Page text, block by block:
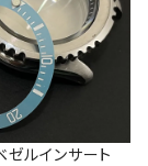
ルインサート